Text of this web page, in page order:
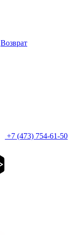
Возврат
+7 (473) 754-61-50